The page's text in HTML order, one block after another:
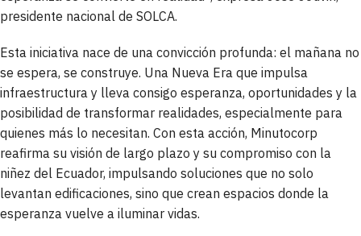
presidente nacional de SOLCA.
Esta iniciativa nace de una convicción profunda: el mañana no
se espera, se construye. Una Nueva Era que impulsa
infraestructura y lleva consigo esperanza, oportunidades y la
posibilidad de transformar realidades, especialmente para
quienes más lo necesitan. Con esta acción, Minutocorp
reafirma su visión de largo plazo y su compromiso con la
niñez del Ecuador, impulsando soluciones que no solo
levantan edificaciones, sino que crean espacios donde la
esperanza vuelve a iluminar vidas.